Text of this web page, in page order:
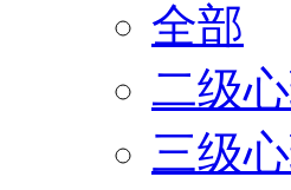
全部
二级
三级